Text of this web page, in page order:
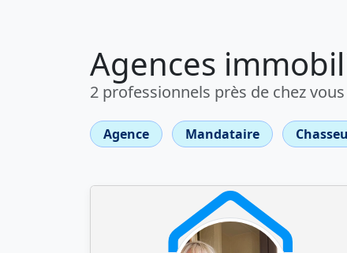
Agences
2 professionnels près de chez vous
Agence Mandataire